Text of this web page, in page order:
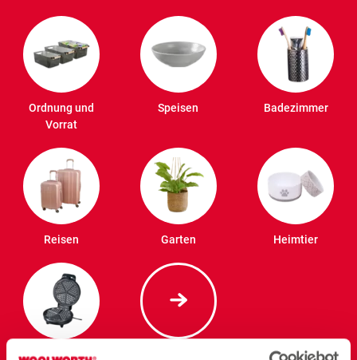
Ordnung und
Vorrat
Speisen Badezimmer
Reisen Garten Heimtier
Elektro